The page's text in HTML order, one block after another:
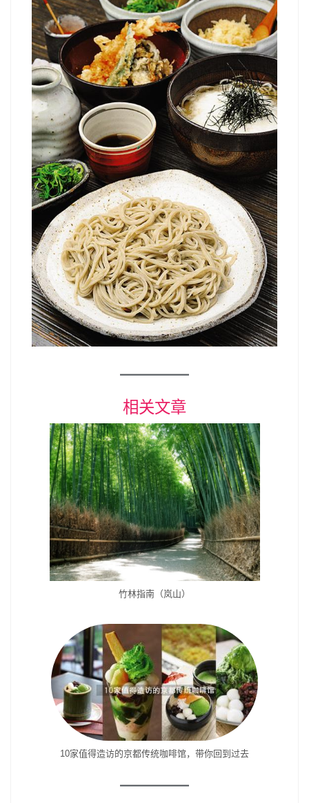
相关文章
竹林指南（岚山）
10家值得造访的京都传统咖啡馆，带你回到过去